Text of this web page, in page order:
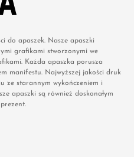
do apaszek. Nasze apaszki
grafikami stworzonymi we
Każda apaszka porusza
manifestu. Najwyższej jakości druk
ze starannym wykończeniem i
apaszki są również doskonałym